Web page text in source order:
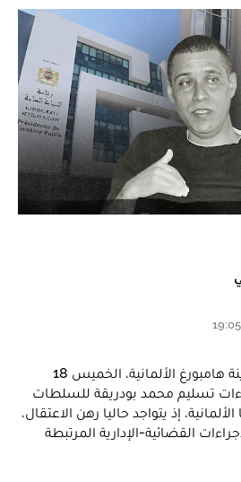
كشف المدعي العام بمدينة هامبورغ الألمانية، الخميس 18
بدء إجراءات تسليم محمد بودريقة للسلطات
إذ يتواجد حاليا رهن الاعتقال،
القضائية-الإدارية المرتبطة